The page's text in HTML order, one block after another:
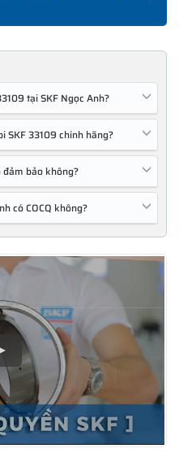
tại SKF Ngọc Anh?
SKF 33109 chính hãng?
đảm bảo không?
có COCQ không?